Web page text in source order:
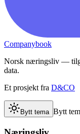
Companybook
Norsk næringsliv —
data.
Et prosjekt fra D&CO
Bytt tema Bytt